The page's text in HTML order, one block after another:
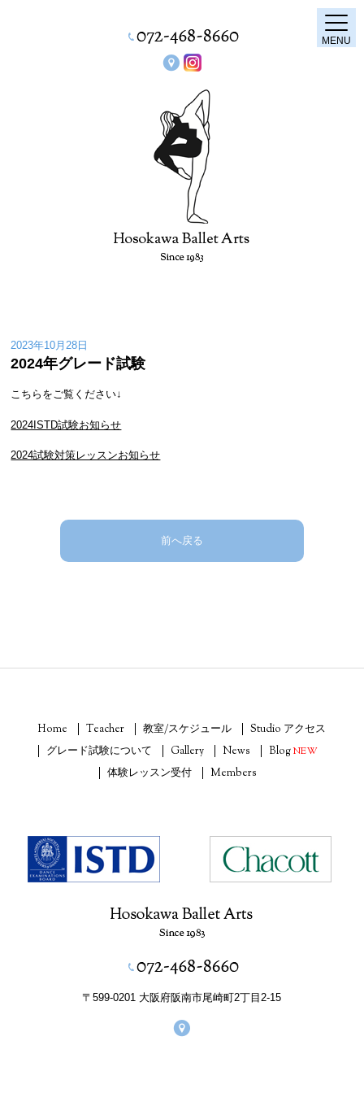
MENU
2023年10月28日
2024年グレード試験
こちらをご覧ください↓
2024ISTD試験お知らせ
2024試験対策レッスンお知らせ
前へ戻る
Home Teacher 教室/スケジュール
Studio アクセス
グレード試験について
Gallery News BlogNEW
体験レッスン受付
Members
〒599-0201 大阪府阪南市尾崎町2丁目2-15